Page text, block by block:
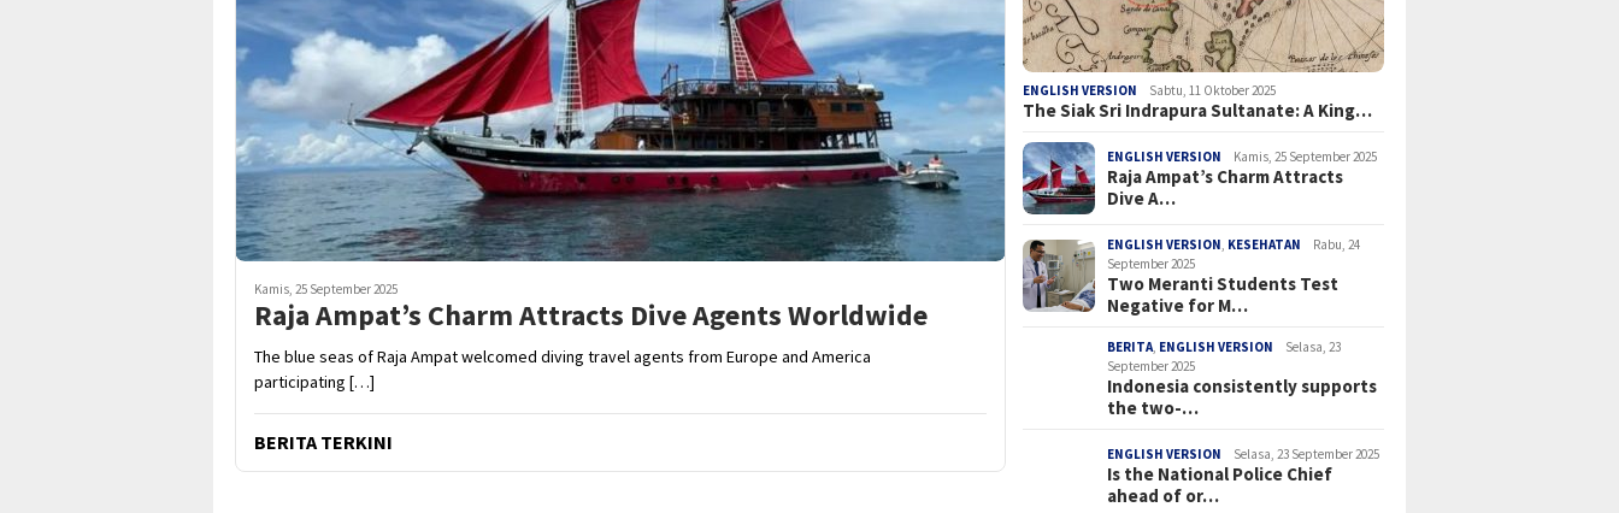
Kamis, 25 September 2025
Raja Ampat’s Charm Attracts Dive Agents Worldwide
The blue seas of Raja Ampat welcomed diving travel agents from Europe and America
participating […]
BERITA TERKINI
ENGLISH VERSION Sabtu, 11 Oktober 2025
The Siak Sri Indrapura Sultanate: A King…
ENGLISH VERSION Kamis, 25 September 2025
Raja Ampat’s Charm Attracts
Dive A…
ENGLISH VERSION, KESEHATAN
Rabu, 24
September 2025
Two Meranti Students Test
Negative for M…
BERITA, ENGLISH VERSION
Selasa, 23
September 2025
Indonesia consistently supports
the two-…
ENGLISH VERSION Selasa, 23 September 2025
Is the National Police Chief
ahead of or…